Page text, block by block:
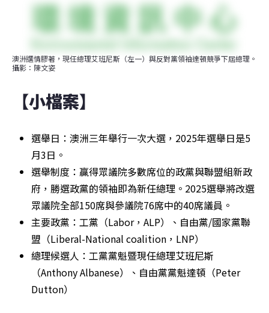
澳洲選情膠著，現任總理艾班尼斯（左一）與反對黨領袖達頓競爭下屆總理。
攝影：陳文姿
【小檔案】
選舉日：澳洲三年舉行一次大選，2025年選舉日是5
月3日。
選舉制度：贏得眾議院多數席位的政黨與聯盟組新政
府，勝選政黨的領袖即為新任總理。2025選舉將改選
眾議院全部150席與參議院76席中的40席議員。
主要政黨：工黨（Labor，ALP）、自由黨/國家黨聯
盟（Liberal-National coalition，LNP）
總理候選人：工黨黨魁暨現任總理艾班尼斯
（Anthony Albanese）、自由黨黨魁達頓（Peter
Dutton）